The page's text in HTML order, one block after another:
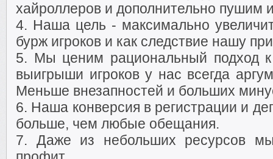
хайроллеров и дополнительно пушим
4. Наша цель - максимально
бурж игроков и как следствие нашу
5. Мы ценим рациональный подход к
выигрыши игроков у нас всегда
Меньше внезапностей и больших
6. Наша конверсия в регистрации и
больше, чем любые обещания.
7. Даже из небольших ресурсов